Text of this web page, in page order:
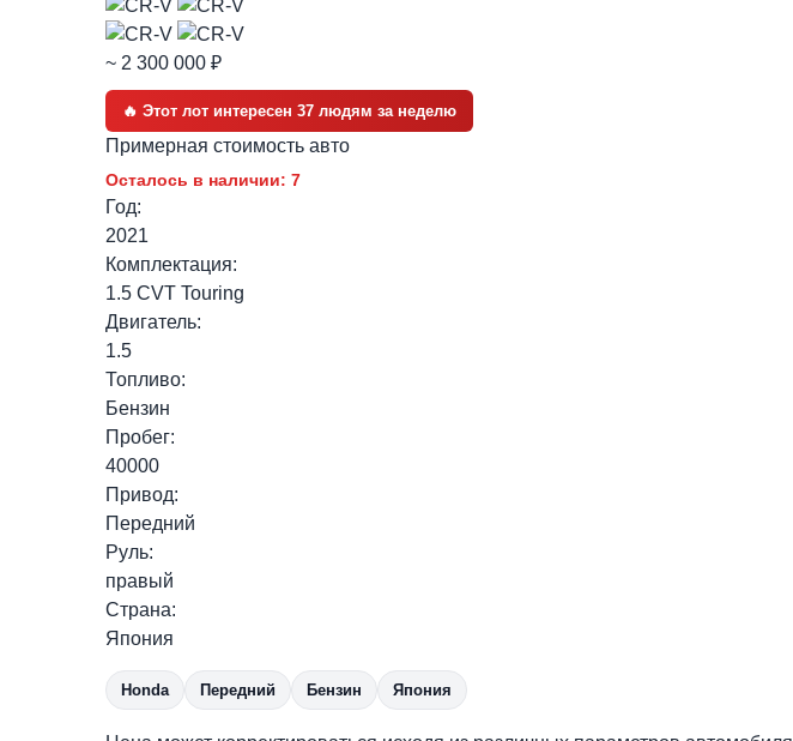
~ 2 300 000 ₽
🔥 Этот лот интересен 37 людям за неделю
Примерная стоимость авто
Осталось в наличии: 7
Год:
2021
Комплектация:
1.5 CVT Touring
Двигатель:
1.5
Топливо:
Бензин
Пробег:
40000
Привод:
Передний
Руль:
правый
Страна:
Япония
Honda Передний Бензин Япония